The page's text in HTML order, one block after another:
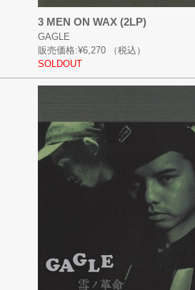
3 MEN ON WAX (2LP)
GAGLE
販売価格:¥6,270
（税込）
SOLDOUT